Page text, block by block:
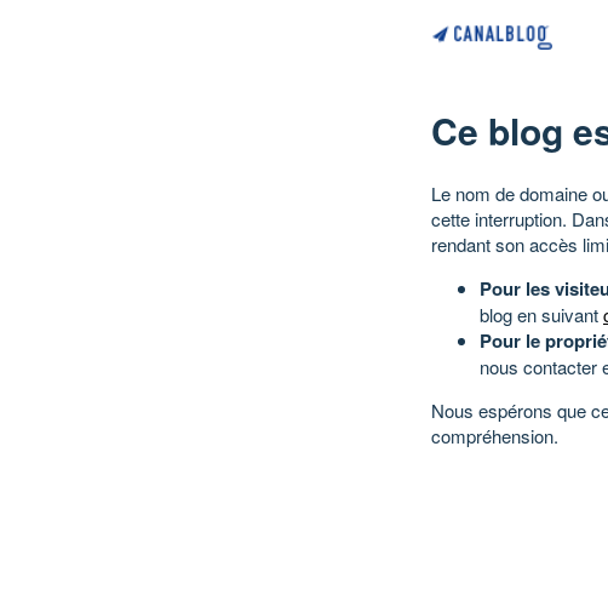
Ce blog
Le nom de domaine
cette interruption.
rendant son accès
Pour les
blog en suivant
Pour le
nous contacter
Nous espérons que
compréhension.